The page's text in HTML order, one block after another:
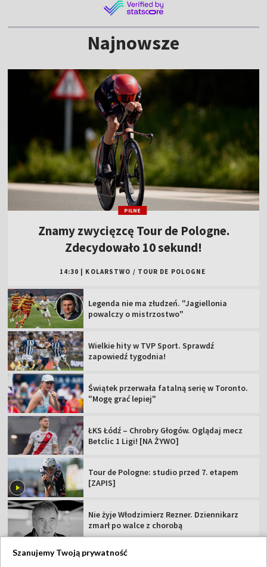
Najnowsze
PILNE
Znamy zwycięzcę Tour de Pologne.
Zdecydowało 10 sekund!
14:30 KOLARSTWO / TOUR DE POLOGNE
Legenda nie ma złudzeń. "Jagiellonia
powalczy o mistrzostwo"
Wielkie hity w TVP Sport. Sprawdź
zapowiedź tygodnia!
Świątek przerwała fatalną serię w Toronto.
"Mogę grać lepiej"
ŁKS Łódź – Chrobry Głogów. Oglądaj mecz
Betclic 1 Ligi! [NA ŻYWO]
Tour de Pologne: studio przed 7. etapem
[ZAPIS]
Nie żyje Włodzimierz Rezner. Dziennikarz
zmarł po walce z chorobą
Szanujemy Twoją prywatność